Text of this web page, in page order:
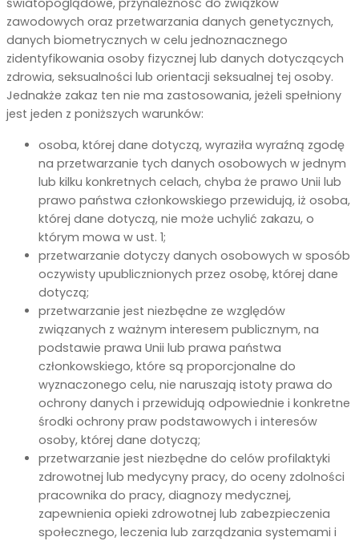
zawodowych oraz przetwarzania danych genetycznych,
danych biometrycznych w celu jednoznacznego
zidentyfikowania osoby fizycznej lub danych dotyczących
zdrowia, seksualności lub orientacji seksualnej tej osoby.
Jednakże zakaz ten nie ma zastosowania, jeżeli spełniony
jest jeden z poniższych warunków:
osoba, której dane dotyczą, wyraziła wyraźną zgodę
na przetwarzanie tych danych osobowych w jednym
lub kilku konkretnych celach, chyba że prawo Unii lub
prawo państwa członkowskiego przewidują, iż osoba,
której dane dotyczą, nie może uchylić zakazu, o
którym mowa w ust. 1;
przetwarzanie dotyczy danych osobowych w sposób
oczywisty upublicznionych przez osobę, której dane
dotyczą;
przetwarzanie jest niezbędne ze względów
związanych z ważnym interesem publicznym, na
podstawie prawa Unii lub prawa państwa
członkowskiego, które są proporcjonalne do
wyznaczonego celu, nie naruszają istoty prawa do
ochrony danych i przewidują odpowiednie i konkretne
środki ochrony praw podstawowych i interesów
osoby, której dane dotyczą;
przetwarzanie jest niezbędne do celów profilaktyki
zdrowotnej lub medycyny pracy, do oceny zdolności
pracownika do pracy, diagnozy medycznej,
zapewnienia opieki zdrowotnej lub zabezpieczenia
społecznego, leczenia lub zarządzania systemami i